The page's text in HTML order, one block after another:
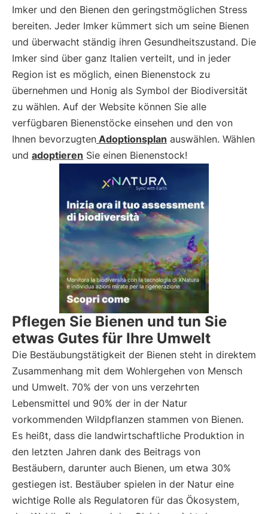
Imker und den Bienen den geringstmöglichen Stress
bereiten. Jeder Imker kümmert sich um seine Bienen
und überwacht ständig ihren Gesundheitszustand. Die
Imker sind über ganz Italien verteilt, und in jeder
Region ist es möglich, einen Bienenstock zu
übernehmen und Honig als Symbol der Biodiversität
zu wählen. Auf der Website können Sie alle
verfügbaren Bienenstöcke einsehen und den von
Ihnen bevorzugten Adoptionsplan auswählen. Wählen
und adoptieren Sie einen Bienenstock!
Pflegen Sie Bienen und tun Sie
etwas Gutes für Ihre Umwelt
Die Bestäubungstätigkeit der Bienen steht in direktem
Zusammenhang mit dem Wohlergehen von Mensch
und Umwelt. 70% der von uns verzehrten
Lebensmittel und 90% der in der Natur
vorkommenden Wildpflanzen stammen von Bienen.
Es heißt, dass die landwirtschaftliche Produktion in
den letzten Jahren dank des Beitrags von
Bestäubern, darunter auch Bienen, um etwa 30%
gestiegen ist. Bestäuber spielen in der Natur eine
wichtige Rolle als Regulatoren für das Ökosystem,